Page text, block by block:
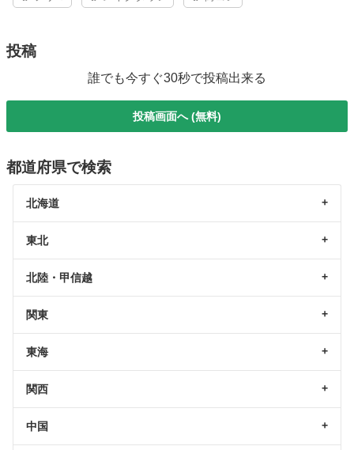
投稿
誰でも今すぐ30秒で投稿出来る
投稿画面へ (無料)
都道府県で検索
北海道
東北
北陸・甲信越
関東
東海
関西
中国